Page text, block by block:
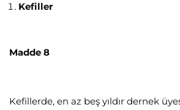
Kefiller
Madde 8
Kefillerde, en az beş yıldır dernek